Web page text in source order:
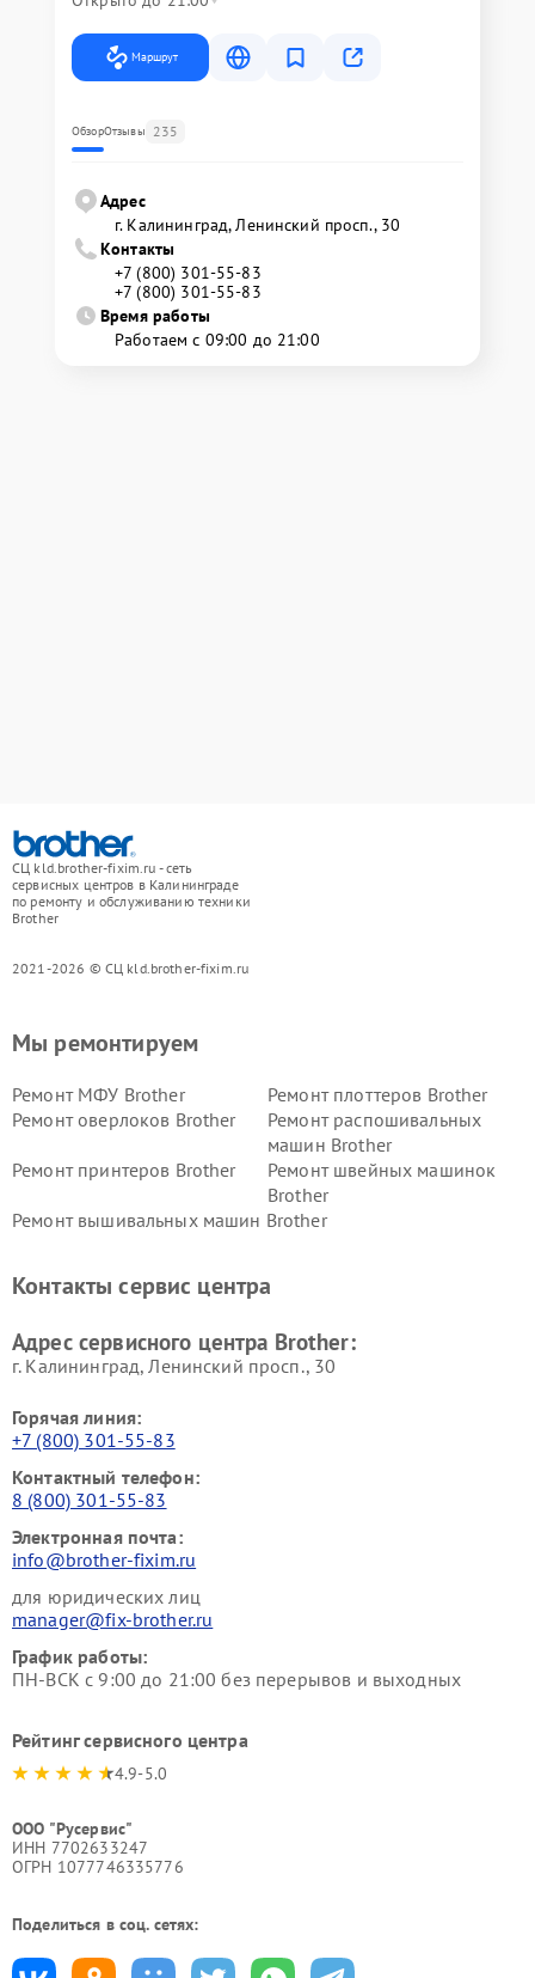
Маршрут
ОбзорОтзывы 235
Адрес
г. Калининград, Ленинский просп., 30
Контакты
+7 (800) 301-55-83
+7 (800) 301-55-83
Время работы
Работаем с 09:00 до 21:00
СЦ kld.brother-fixim.ru - сеть
сервисных центров в Калининграде
по ремонту и обслуживанию техники
Brother
2021-2026 © СЦ kld.brother-fixim.ru
Мы ремонтируем
Ремонт МФУ Brother
Ремонт плоттеров Brother
Ремонт оверлоков Brother
Ремонт распошивальных
машин Brother
Ремонт принтеров Brother
Ремонт швейных машинок
Brother
Ремонт вышивальных машин Brother
Контакты сервис центра
Адрес сервисного центра Brother:
г. Калининград, Ленинский просп., 30
Горячая линия:
+7 (800) 301-55-83
Контактный телефон:
8 (800) 301-55-83
Электронная почта:
info@brother-fixim.ru
для юридических лиц
manager@fix-brother.ru
График работы:
ПН-ВСК с 9:00 до 21:00 без перерывов и выходных
Рейтинг сервисного центра
4.9-5.0
ООО "Русервис"
ИНН 7702633247
ОГРН 1077746335776
Поделиться в соц. сетях: